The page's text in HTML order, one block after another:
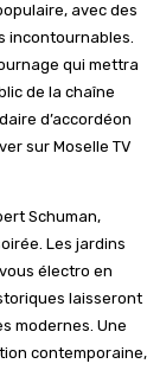
avec des
incontournables.
qui mettra
de la chaîne
d’accordéon
sur Moselle TV
Schuman,
Les jardins
électro en
laisseront
modernes. Une
contemporaine,